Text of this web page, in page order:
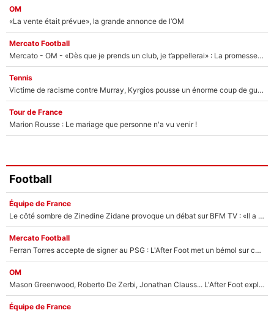
OM
«La vente était prévue», la grande annonce de l’OM
Mercato Football
Mercato - OM - «Dès que je prends un club, je t’appellerai» : La promesse de Marcelino au moment de claquer la porte
Tennis
Victime de racisme contre Murray, Kyrgios pousse un énorme coup de gueule !
Tour de France
Marion Rousse : Le mariage que personne n'a vu venir !
Football
Équipe de France
Le côté sombre de Zinedine Zidane provoque un débat sur BFM TV : «Il a pris 14 cartons rouges»
Mercato Football
Ferran Torres accepte de signer au PSG : L'After Foot met un bémol sur ce transfert, le champion du monde va couter trop cher ?
OM
Mason Greenwood, Roberto De Zerbi, Jonathan Clauss... L'After Foot explique pourquoi Medhi Benatia a craqué à l'OM !
Équipe de France